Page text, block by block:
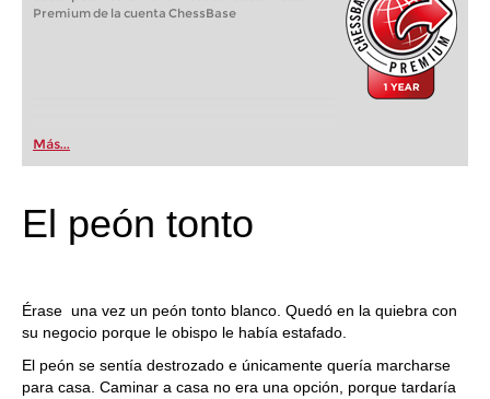
Premium de la cuenta ChessBase
Más...
El peón tonto
Érase una vez un peón tonto blanco. Quedó en la quiebra con
su negocio porque le obispo le había estafado.
El peón se sentía destrozado e únicamente quería marcharse
para casa. Caminar a casa no era una opción, porque tardaría